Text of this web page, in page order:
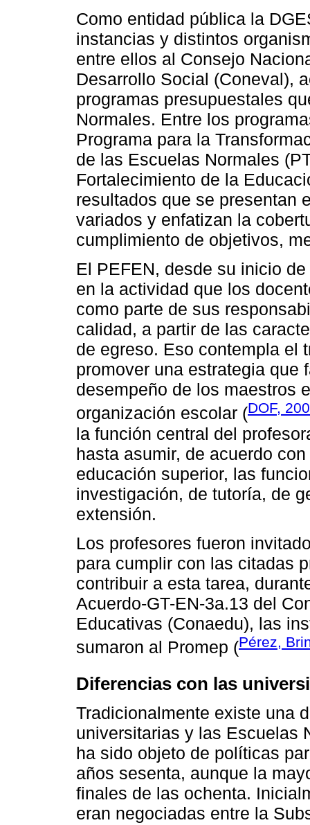
Como entidad pública la
instancias y distintos
entre ellos al Consejo
Desarrollo Social (Coneval),
programas presupuestales
Normales. Entre los
Programa para la
de las Escuelas Normales
Fortalecimiento de la
resultados que se presentan
variados y enfatizan la
cumplimiento de objetivos,
El PEFEN, desde su inicio
en la actividad que los
como parte de sus
calidad, a partir de las
de egreso. Eso contempla el
promover una estrategia que
desempeño de los maestros
organización escolar (DOF,
la función central del
hasta asumir, de acuerdo
educación superior, las
investigación, de tutoría, de
extensión.
Los profesores fueron
para cumplir con las citadas
contribuir a esta tarea,
Acuerdo-GT-EN-3a.13 del
Educativas (Conaedu), las
sumaron al Promep (Pérez,
Diferencias con las
Tradicionalmente existe una
universitarias y las Escuelas
ha sido objeto de políticas
años sesenta, aunque la
finales de las ochenta.
eran negociadas entre la